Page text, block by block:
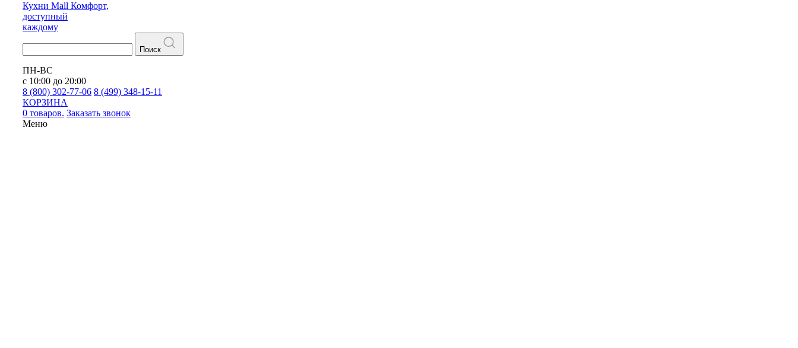
Кухни Mall Комфорт,
доступный
каждому
Поиск
ПН-ВС
с 10:00 до 20:00
8 (800) 302-77-06 8 (499) 348-15-11
КОРЗИНА
0 товаров. Заказать звонок
Меню